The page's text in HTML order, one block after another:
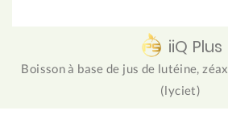
iiQ Plus
Boisson à base de jus de lutéine,
(lyciet)